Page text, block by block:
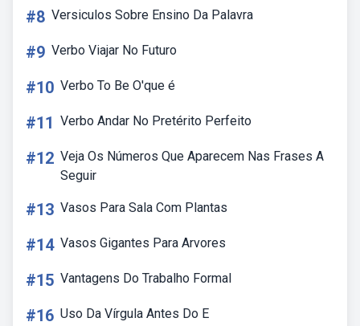
#8 Versiculos Sobre Ensino Da Palavra
#9 Verbo Viajar No Futuro
#10 Verbo To Be O'que é
#11 Verbo Andar No Pretérito Perfeito
#12 Veja Os Números Que Aparecem Nas Frases A
Seguir
#13 Vasos Para Sala Com Plantas
#14 Vasos Gigantes Para Arvores
#15 Vantagens Do Trabalho Formal
#16 Uso Da Vírgula Antes Do E